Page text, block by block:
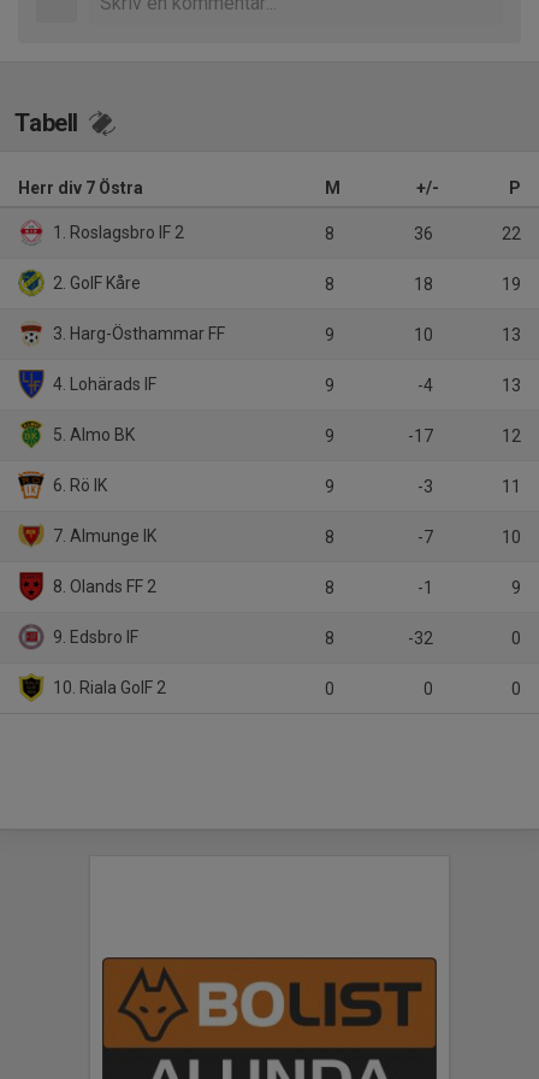
Tabell
Herr div 7 Östra M +/- P
1. Roslagsbro IF 2 8 36 22
2. GoIF Kåre 8 18 19
3. Harg-Östhammar FF 9 10 13
4. Lohärads IF 9 -4 13
5. Almo BK 9 -17 12
6. Rö IK 9 -3 11
7. Almunge IK 8 -7 10
8. Olands FF 2 8 -1 9
9. Edsbro IF 8 -32 0
10. Riala GoIF 2 0 0 0